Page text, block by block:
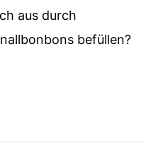
aus durch
befüllen?